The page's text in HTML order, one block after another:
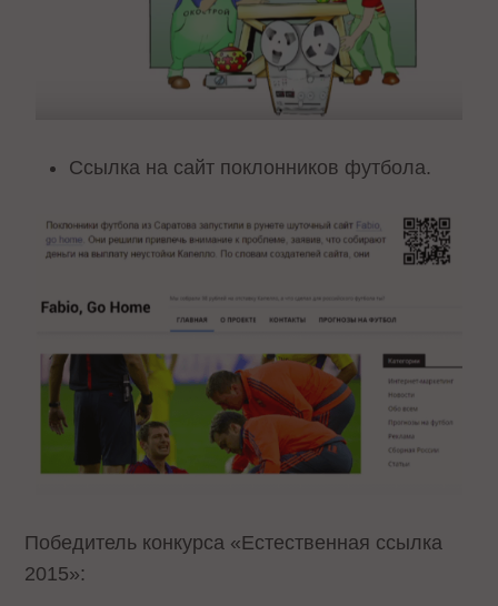
Ссылка на сайт поклонников футбола.
Победитель конкурса «Естественная ссылка
2015»: